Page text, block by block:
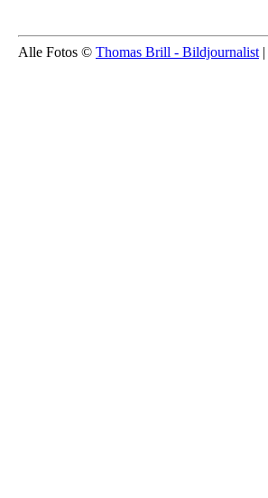
Alle Fotos © Thomas Brill - Bildjournalist |